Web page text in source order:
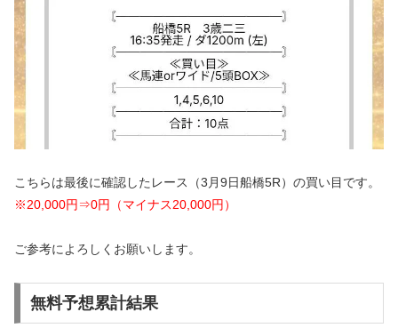
こちらは最後に確認したレース（3月9日船橋5R）の買い目です。
※20,000円⇒0円（マイナス20,000円）
ご参考によろしくお願いします。
無料予想累計結果